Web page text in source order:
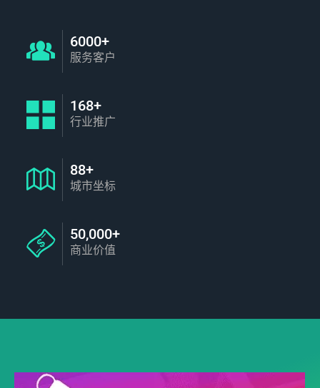
6000+
服务客户
168+
行业推广
88+
城市坐标
50,000+
商业价值